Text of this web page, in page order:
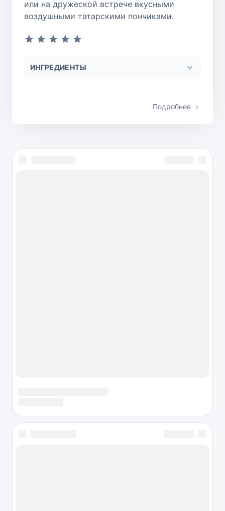
или на дружеской встрече вкусными
воздушными татарскими пончиками.
ИНГРЕДИЕНТЫ
Подробнее